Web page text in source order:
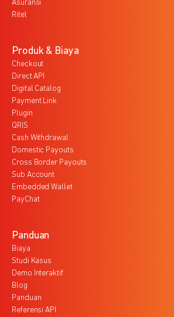
Asuransi
Ritel
Produk & Biaya
Checkout
Direct API
Digital Catalog
Payment Link
Plugin
QRIS
Cash Withdrawal
Domestic Payouts
Cross Border Payouts
Sub Account
Embedded Wallet
PayChat
Panduan
Biaya
Studi Kasus
Demo Interaktif
Blog
Panduan
Referensi API